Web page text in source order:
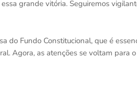
grande vitória. Seguiremos
do Fundo Constitucional, que é
Agora, as atenções se voltam para